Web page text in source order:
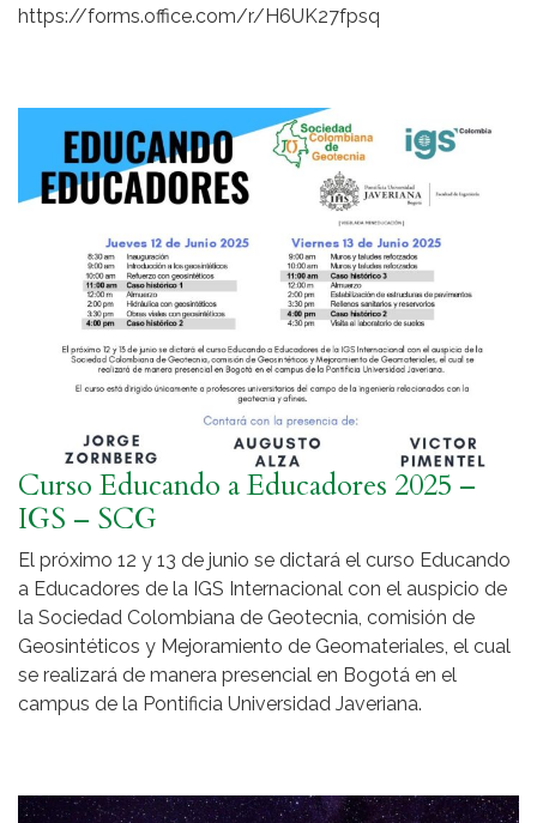
https://forms.office.com/r/H6UK27fpsq
Curso Educando a Educadores 2025 –
IGS – SCG
El próximo 12 y 13 de junio se dictará el curso Educando
a Educadores de la IGS Internacional con el auspicio de
la Sociedad Colombiana de Geotecnia, comisión de
Geosintéticos y Mejoramiento de Geomateriales, el cual
se realizará de manera presencial en Bogotá en el
campus de la Pontificia Universidad Javeriana.